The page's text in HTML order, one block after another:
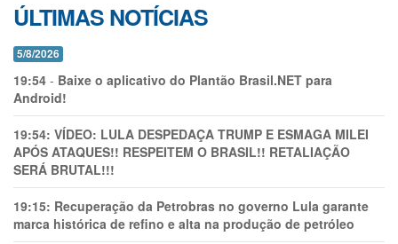
ÚLTIMAS NOTÍCIAS
5/8/2026
19:54 - Baixe o aplicativo do Plantão Brasil.NET para
Android!
19:54: VÍDEO: LULA DESPEDAÇA TRUMP E ESMAGA MILEI
APÓS ATAQUES!! RESPEITEM O BRASIL!! RETALIAÇÃO
SERÁ BRUTAL!!!
19:15: Recuperação da Petrobras no governo Lula garante
marca histórica de refino e alta na produção de petróleo